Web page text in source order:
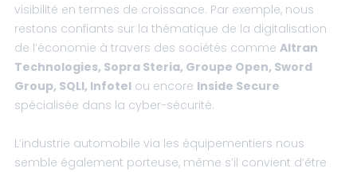
visibilité en termes de croissance. Par exemple, nous
restons confiants sur la thématique de la digitalisation
de l’économie à travers des sociétés comme Altran
Technologies, Sopra Steria, Groupe Open, Sword
Group, SQLI, Infotelou encore Inside Secure
spécialisée dans la cyber-sécurité.
L’industrie automobile via les équipementiers nous
semble également porteuse, même s’il convient d’être